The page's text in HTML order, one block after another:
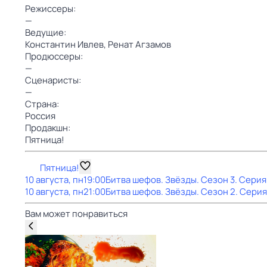
Режиссеры:
—
Ведущие:
Константин Ивлев, Ренат Агзамов
Продюссеры:
—
Сценаристы:
—
Страна:
Россия
Продакшн:
Пятница!
Пятница!
10 августа, пн19:00Битва шефов. Звёзды. Сезон 3.
10 августа, пн21:00Битва шефов. Звёзды. Сезон 2.
Вам может понравиться